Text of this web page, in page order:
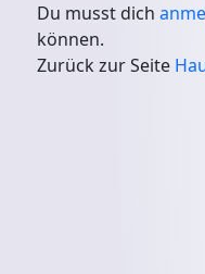
Du musst dich
können.
Zurück zur Seite